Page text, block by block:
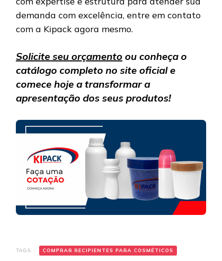
demanda com excelência, entre em contato
com a Kipack agora mesmo.
Solicite seu orçamento ou conheça o
catálogo completo no site oficial e
comece hoje a transformar a
apresentação dos seus produtos!
TAGS: COMPRAR RECIPIENTES PARA COSMÉTICOS